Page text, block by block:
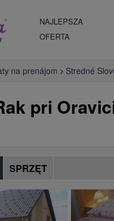
NAJLEPSZA
OFERTA
na prenájom Stredné
pri
SPRZĘT